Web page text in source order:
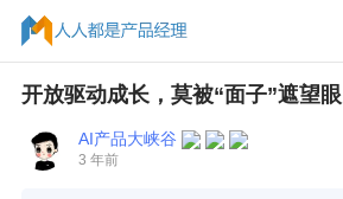
开放驱动成长，莫被“面子”遮望眼
AI产品大峡谷
3 年前